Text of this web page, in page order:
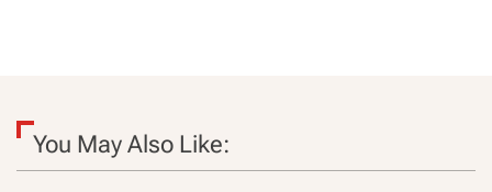
You May Also Like: